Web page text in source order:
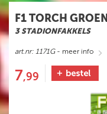
F1 TORCH GROEN
3 STADIONFAKKELS
art.nr: 1171G- meer info
7,99